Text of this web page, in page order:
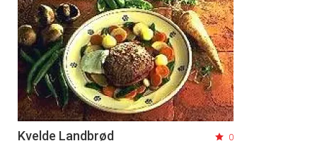
Kvelde Landbrød 0